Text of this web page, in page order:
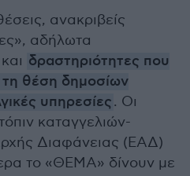
ανακριβείς
αδήλωτα
δραστηριότητες που
τη θέση δημοσίων
υπηρεσίες. Oι
καταγγελιών-
Διαφάνειας (ΕΑΔ)
το «ΘΕΜΑ» δίνουν με